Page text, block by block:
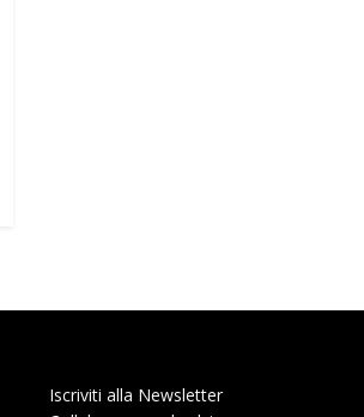
Iscriviti alla Newsletter